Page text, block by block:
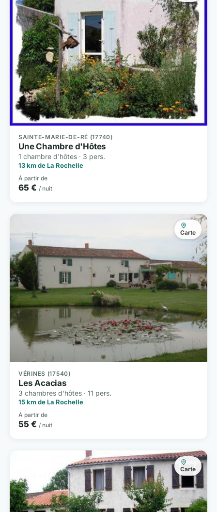
SAINTE-MARIE-DE-RÉ (17740)
Une Chambre d'Hôtes
1 chambre d'hôtes · 3 pers.
13 km de La Rochelle
À partir de
65 € / nuit
Carte
VÉRINES (17540)
Les Acacias
3 chambres d'hôtes · 11 pers.
15 km de La Rochelle
À partir de
55 € / nuit
Carte